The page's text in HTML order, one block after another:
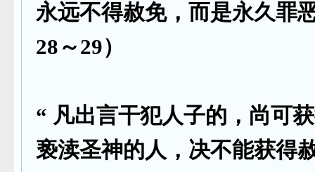
永远不得赦免，而是永久罪
28～29）
“ 凡出言干犯人子的，尚可
亵渎圣神的人，决不能获得